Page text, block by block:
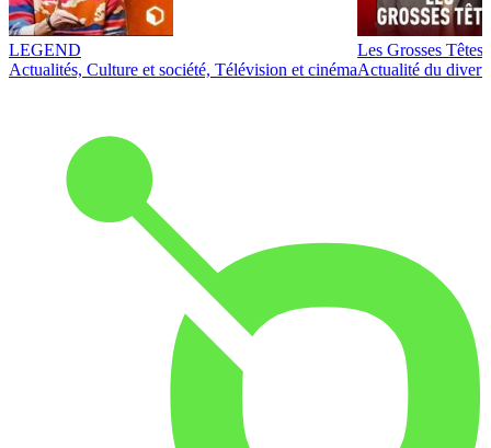
LEGEND
Actualités, Culture et société, Télévision et cinéma
Les Grosses Têtes
Actualité du